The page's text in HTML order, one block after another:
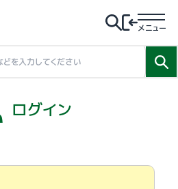
メニュー
ログイン